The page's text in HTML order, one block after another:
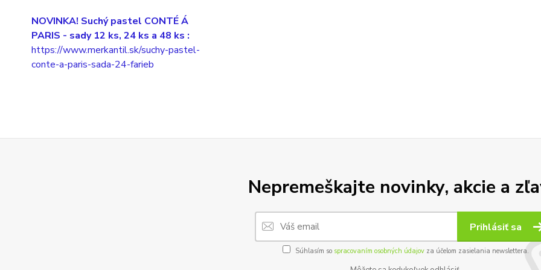
NOVINKA! Suchý pastel CONTÉ Á
PARIS - sady 12 ks, 24 ks a 48 ks :
https://www.merkantil.sk/suchy-pastel-
conte-a-paris-sada-24-farieb
Nepremeškajte novinky, akcie a
Prihlásiť sa
Súhlasím so spracovaním osobných údajov za účelom zasielania newslettera.